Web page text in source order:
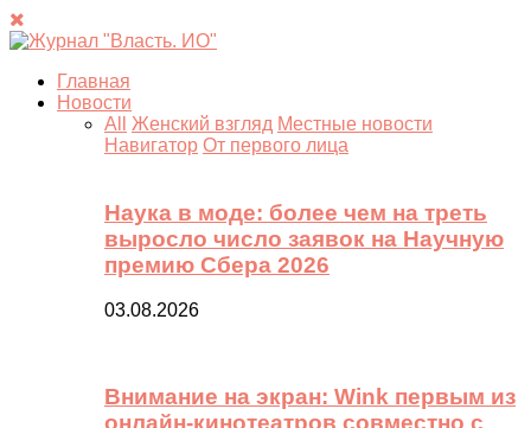
Главная
Новости
All
Женский взгляд Местные новости
Навигатор От первого лица
Наука в моде: более чем на треть
выросло число заявок на Научную
премию Сбера 2026
03.08.2026
Внимание на экран: Wink первым из
онлайн-кинотеатров совместно с